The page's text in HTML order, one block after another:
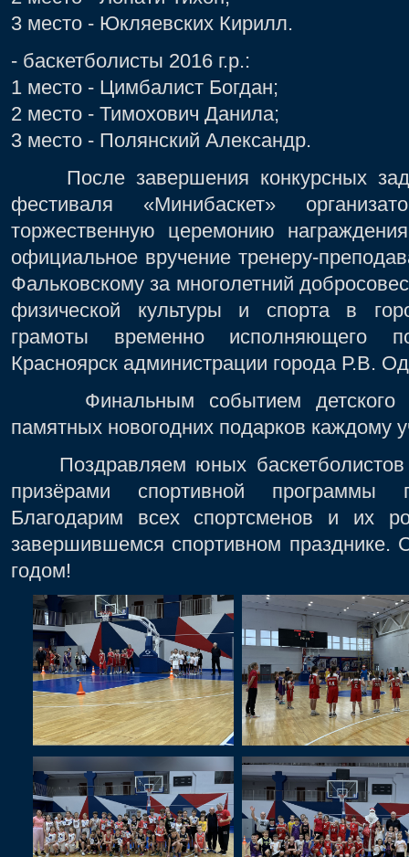
3 место - Юкляевских Кирилл.
- баскетболисты 2016 г.р.:
1 место - Цимбалист Богдан;
2 место - Тимохович Данила;
3 место - Полянский Александр.
После завершения конкурсных
фестиваля «Минибаскет»
торжественную церемонию
официальное вручение тренеру-
Фальковскому за многолетний
физической культуры и спорта в
грамоты временно исполняющего
Красноярск администрации города Р.В.
Финальным событием детского
памятных новогодних подарков каждому
Поздравляем юных баскетболистов
призёрами спортивной программы
Благодарим всех спортсменов и их
завершившемся спортивном
годом!